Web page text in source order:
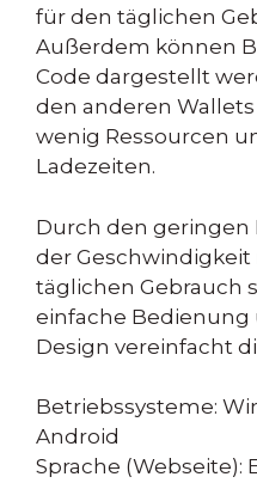
für den täglichen
Außerdem können
Code dargestellt
den anderen
wenig Ressourcen
Ladezeiten.
Durch den geringen
der
täglichen Gebrauch
einfache Bedienung
Design vereinfacht
Betriebssysteme:
Android
Sprache (Webseite):